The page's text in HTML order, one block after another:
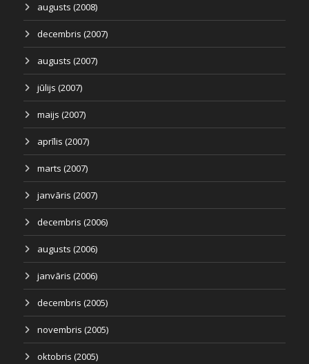
augusts (2008)
decembris (2007)
augusts (2007)
jūlijs (2007)
maijs (2007)
aprīlis (2007)
marts (2007)
janvāris (2007)
decembris (2006)
augusts (2006)
janvāris (2006)
decembris (2005)
novembris (2005)
oktobris (2005)